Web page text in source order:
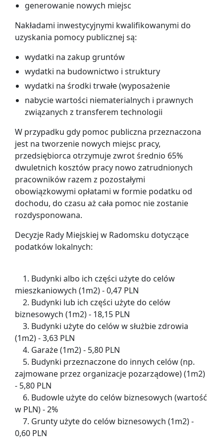
generowanie nowych miejsc
Nakładami inwestycyjnymi kwalifikowanymi do
uzyskania pomocy publicznej są:
wydatki na zakup gruntów
wydatki na budownictwo i struktury
wydatki na środki trwałe (wyposażenie
nabycie wartości niematerialnych i prawnych
związanych z transferem technologii
W przypadku gdy pomoc publiczna przeznaczona
jest na tworzenie nowych miejsc pracy,
przedsiębiorca otrzymuje zwrot średnio 65%
dwuletnich kosztów pracy nowo zatrudnionych
pracowników razem z pozostałymi
obowiązkowymi opłatami w formie podatku od
dochodu, do czasu aż cała pomoc nie zostanie
rozdysponowana.
Decyzje Rady Miejskiej w Radomsku dotyczące
podatków lokalnych:
1. Budynki albo ich części użyte do celów
mieszkaniowych (1m2) - 0,47 PLN
2. Budynki lub ich części użyte do celów
biznesowych (1m2) - 18,15 PLN
3. Budynki użyte do celów w służbie zdrowia
(1m2) - 3,63 PLN
4. Garaże (1m2) - 5,80 PLN
5. Budynki przeznaczone do innych celów (np.
zajmowane przez organizacje pozarządowe) (1m2)
- 5,80 PLN
6. Budowle użyte do celów biznesowych (wartość
w PLN) - 2%
7. Grunty użyte do celów biznesowych (1m2) -
0,60 PLN